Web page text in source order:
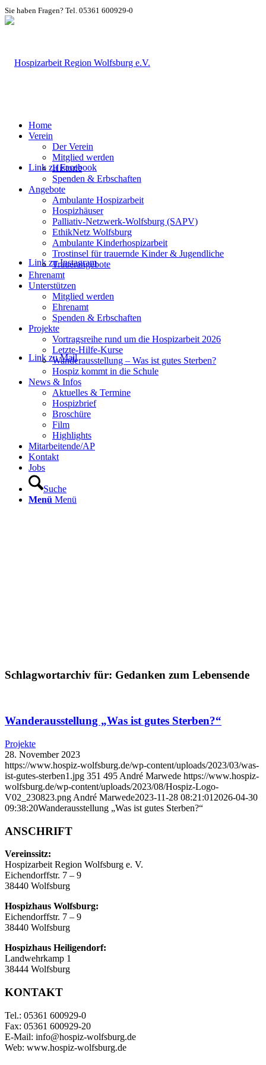
Sie haben Fragen? Tel. 05361 600929-0
Link zu Facebook
Link zu Instagram
Link zu Mail
Home
Verein
Der Verein
Mitglied werden
Historie
Spenden & Erbschaften
Angebote
Ambulante Hospizarbeit
Hospizhäuser
Palliativ-Netzwerk-Wolfsburg (SAPV)
EthikNetz Wolfsburg
Ambulante Kinderhospizarbeit
Trostinsel für trauernde Kinder & Jugendliche
Trauerangebote
Ehrenamt
Unterstützen
Mitglied werden
Ehrenamt
Spenden & Erbschaften
Projekte
Vortragsreihe rund um die Hospizarbeit 2026
Letzte-Hilfe-Kurse
Wanderausstellung – Was ist gutes Sterben?
Hospiz kommt in die Schule
News & Infos
Aktuelles & Termine
Hospizbrief
Broschüre
Film
Highlights
Mitarbeitende/AP
Kontakt
Jobs
Suche
Menü Menü
Schlagwortarchiv für: Gedanken zum Lebensende
Wanderausstellung „Was ist gutes Sterben?“
Projekte
28. November 2023
https://www.hospiz-wolfsburg.de/wp-content/uploads/2023/03/was-
ist-gutes-sterben1.jpg 351 495 André Marwede https://www.hospiz-
wolfsburg.de/wp-content/uploads/2023/08/Hospiz-Logo-
V02_230823.png André Marwede2023-11-28 08:21:01 2026-04-30
09:38:20Wanderausstellung „Was ist gutes Sterben?“
ANSCHRIFT
Vereinssitz:
Hospizarbeit Region Wolfsburg e. V.
Eichendorffstr. 7 – 9
38440 Wolfsburg
Hospizhaus Wolfsburg:
Eichendorffstr. 7 – 9
38440 Wolfsburg
Hospizhaus Heiligendorf:
Landwehrkamp 1
38444 Wolfsburg
KONTAKT
Tel.: 05361 600929-0
Fax: 05361 600929-20
E-Mail: info@hospiz-wolfsburg.de
Web: www.hospiz-wolfsburg.de